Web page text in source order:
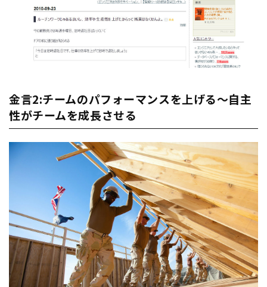
金言2:チームのパフォーマンスを上げる～自主
性がチームを成長させる